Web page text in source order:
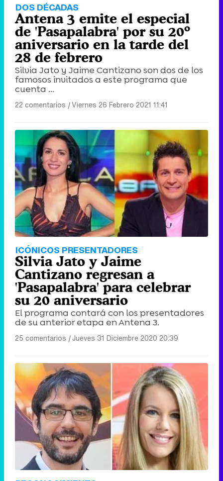
DOS DÉCADAS
Antena 3 emite el especial
de 'Pasapalabra' por su 20º
aniversario en la tarde del
28 de febrero
Silvia Jato y Jaime Cantizano son dos de los
famosos invitados a este programa que
cuenta ...
22 comentarios |Viernes 26 Febrero 2021 11:41
ICÓNICOS PRESENTADORES
Silvia Jato y Jaime
Cantizano regresan a
'Pasapalabra' para celebrar
su 20 aniversario
El programa contará con los presentadores
de su anterior etapa en Antena 3.
25 comentarios |Jueves 31 Diciembre 2020 20:39